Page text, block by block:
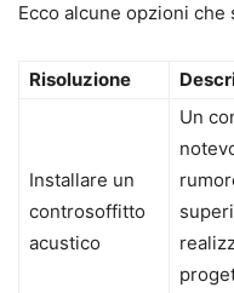
Ecco alcune opzioni
Risoluzione
Installare un
controsoffitto
acustico
Un